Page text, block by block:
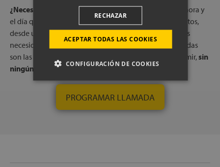
¿Necesitas ayuda?
Reserva una llamada gratuita, a la hora y
el día que más te convenga, con uno de nuestros expertos,
desde una de nuestras tiendas físicas. Escucharemos tus
necesidades y te indicaremos qué colchones o almohadas
son las que mejor pueden adaptarse a tu forma de dormir,sin
ningún compromiso.
PROGRAMAR LLAMADA
ACEPTAR TODAS LAS COOKIES
RECHAZAR
CONFIGURACIÓN DE COOKIES